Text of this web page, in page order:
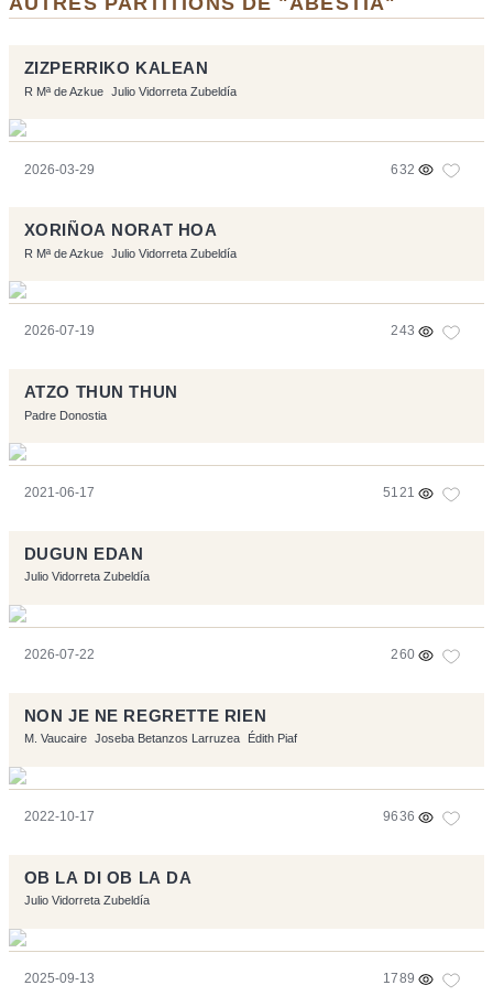
ZIZPERRIKO KALEAN
R Mª de Azkue Julio Vidorreta Zubeldía
2026-03-29 632
XORIÑOA NORAT HOA
R Mª de Azkue Julio Vidorreta Zubeldía
2026-07-19 243
ATZO THUN THUN
Padre Donostia
2021-06-17 5121
DUGUN EDAN
Julio Vidorreta Zubeldía
2026-07-22 260
NON JE NE REGRETTE RIEN
M. Vaucaire Joseba Betanzos Larruzea Édith Piaf
2022-10-17 9636
OB LA DI OB LA DA
Julio Vidorreta Zubeldía
2025-09-13 1789